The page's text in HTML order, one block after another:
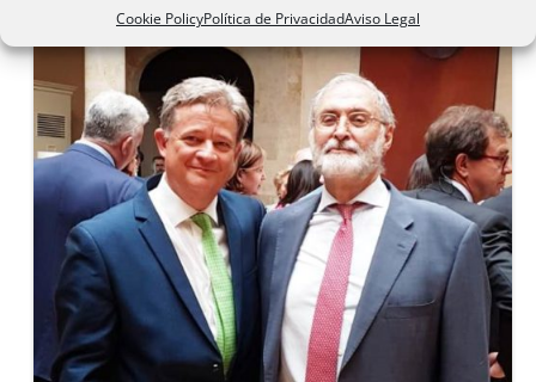
Cookie PolicyPolítica de PrivacidadAviso Legal